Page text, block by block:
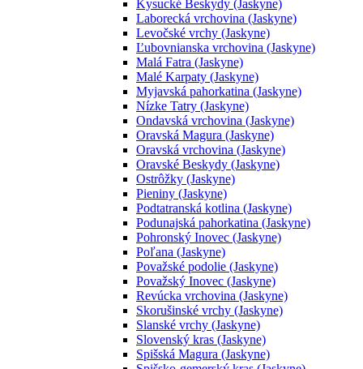
Kysucké Beskydy (Jaskyne)
Laborecká vrchovina (Jaskyne)
Levočské vrchy (Jaskyne)
Ľubovnianska vrchovina (Jaskyne)
Malá Fatra (Jaskyne)
Malé Karpaty (Jaskyne)
Myjavská pahorkatina (Jaskyne)
Nízke Tatry (Jaskyne)
Ondavská vrchovina (Jaskyne)
Oravská Magura (Jaskyne)
Oravská vrchovina (Jaskyne)
Oravské Beskydy (Jaskyne)
Ostrôžky (Jaskyne)
Pieniny (Jaskyne)
Podtatranská kotlina (Jaskyne)
Podunajská pahorkatina (Jaskyne)
Pohronský Inovec (Jaskyne)
Poľana (Jaskyne)
Považské podolie (Jaskyne)
Považský Inovec (Jaskyne)
Revúcka vrchovina (Jaskyne)
Skorušinské vrchy (Jaskyne)
Slanské vrchy (Jaskyne)
Slovenský kras (Jaskyne)
Spišská Magura (Jaskyne)